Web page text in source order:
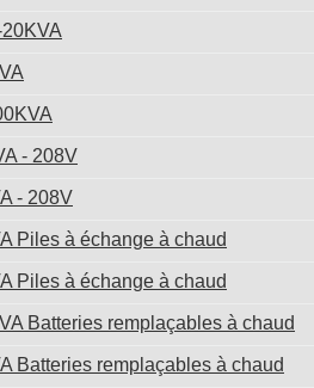
- 208V
- 208V
Piles à échange à chaud
Piles à échange à chaud
Batteries remplaçables à chaud
Batteries remplaçables à chaud